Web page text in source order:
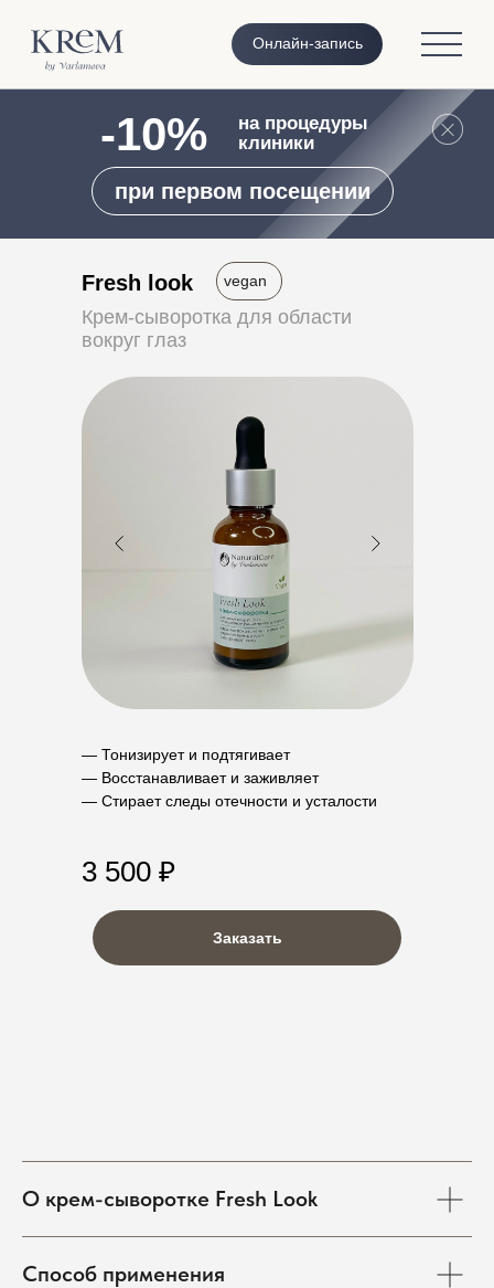
Онлайн-запись
-10% на процедуры
при первом посещении
vegan
Fresh look
— Тонизирует и подтягивает
— Восстанавливает и заживляет
— Стирает следы отечности и усталости
3 500 ₽
Крем-сыворотка для области
вокруг глаз
Заказать
О крем-сыворотке Fresh Look
Способ применения
Онлайн-запись